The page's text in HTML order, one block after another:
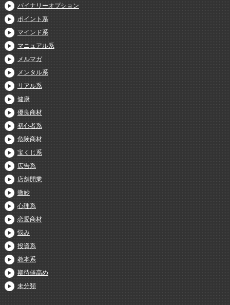
バイナリーオプション
ポイント系
マインド系
マニュアル系
メルマガ
メンタル系
リアル系
健康
優良商材
初心者系
危険商材
宝くじ系
広告系
店舗開業
微妙
心理系
恋愛商材
悩み
投資系
教本系
期待値高め
未分類